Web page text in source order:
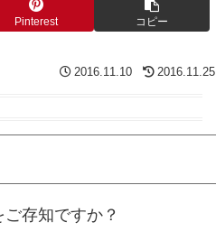
Pinterest コピー
2016.11.10 2016.11.25
存知ですか？